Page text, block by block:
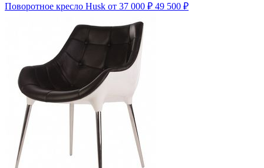
Поворотное кресло Husk от 37 000 ₽ 49 500 ₽